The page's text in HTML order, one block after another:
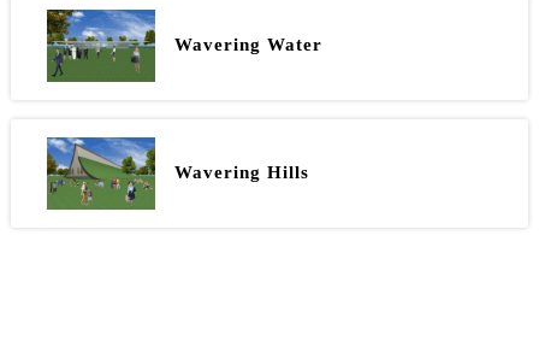
Wavering Water
Wavering Hills